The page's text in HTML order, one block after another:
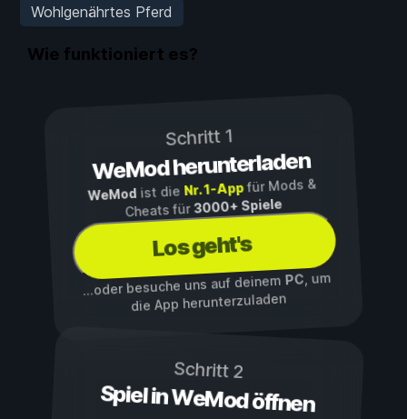
Wohlgenährtes Pferd
Wie funktioniert es?
Schritt 1
WeMod herunterladen
WeMod ist die Nr. 1-Appfür Mods &
Cheats für3000+ Spiele
Los geht's
...oder besuche uns auf deinemPC , um
die App herunterzuladen
Schritt 2
Spiel in WeMod öffnen